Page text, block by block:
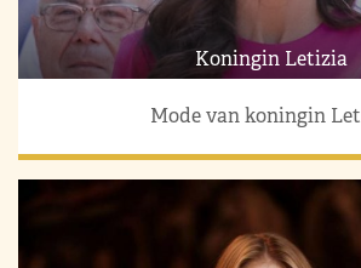
Koningin Letizia
Mode van koningin